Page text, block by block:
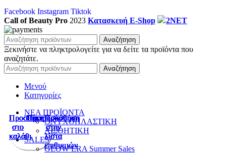
Προσθήκη
στο
καλάθι
Προεπισκόπηση
Πρόσθήκη
στην
λίστα
επιθυμιών
Προσθήκη
στο
καλάθι
Προεπισκόπηση
Πρόσθήκη
στην
λίστα
επιθυμιών
Προσθήκη
στο
καλάθι
Προεπισκόπηση
Πρόσθήκη
στην
λίστα
επιθυμιών
Προσθήκη
στο
καλάθι
Προεπισκόπηση
Πρόσθήκη
στην
λίστα
επιθυμιών
Προσθήκη
στο
καλάθι
Προεπισκόπηση
Πρόσθήκη
στην
λίστα
επιθυμιών
Προσθήκη
στο
καλάθι
Προεπισκόπηση
Πρόσθήκη
στην
λίστα
επιθυμιών
Προσθήκη
στο
καλάθι
Προεπισκόπηση
Πρόσθήκη
στην
λίστα
επιθυμιών
Προσθήκη
στο
καλάθι
Προεπισκόπηση
Πρόσθήκη
στην
λίστα
επιθυμιών
Facebook Instagram Tiktok
Call of Beauty Pro 2023 Κατασκευή E-Shop 2NET
Αναζήτηση
Ξεκινήστε να πληκτρολογείτε για να δείτε τα προϊόντα που
αναζητάτε.
Αναζήτηση
Μενού
Κατηγορίες
ΝΕΑ ΠΡΟΪΟΝΤΑ
ΟΝΥΧΟΠΛΑΣΤΙΚΗ
ΑΙΣΘΗΤΙΚΗ
SALES
GLOW ERA Summer Sales